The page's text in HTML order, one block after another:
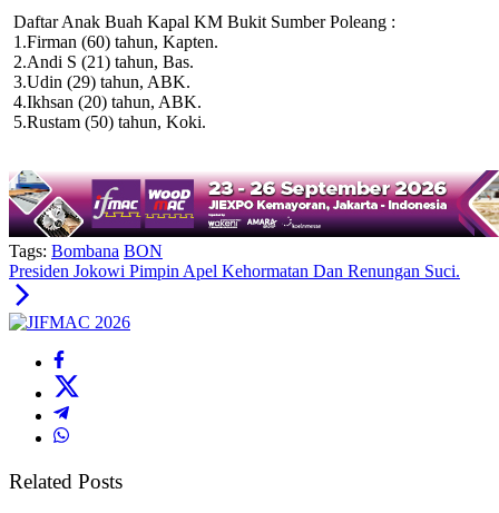
Daftar Anak Buah Kapal KM Bukit Sumber Poleang :
1.Firman (60) tahun, Kapten.
2.Andi S (21) tahun, Bas.
3.Udin (29) tahun, ABK.
4.Ikhsan (20) tahun, ABK.
5.Rustam (50) tahun, Koki.
Tags: Bombana BON
Presiden Jokowi Pimpin Apel Kehormatan Dan Renungan Suci.
Related Posts